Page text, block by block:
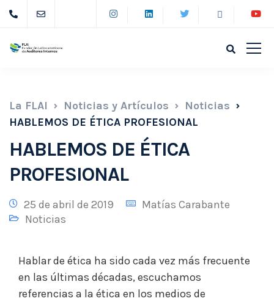
La FLAI Noticias y Artículos
Noticias
HABLEMOS DE ÉTICA PROFESIONAL
HABLEMOS DE ÉTICA
PROFESIONAL
25 de abril de 2019
Matías Carabante
Noticias
Hablar de ética ha sido cada vez más frecuente
en las últimas décadas, escuchamos
referencias a la ética en los medios de